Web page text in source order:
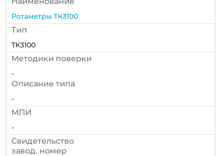
Ротаметры ТК3100
Тип
ТК3100
Методики поверки
-
Описание типа
-
МПИ
-
Cвидетельство
завод. номер